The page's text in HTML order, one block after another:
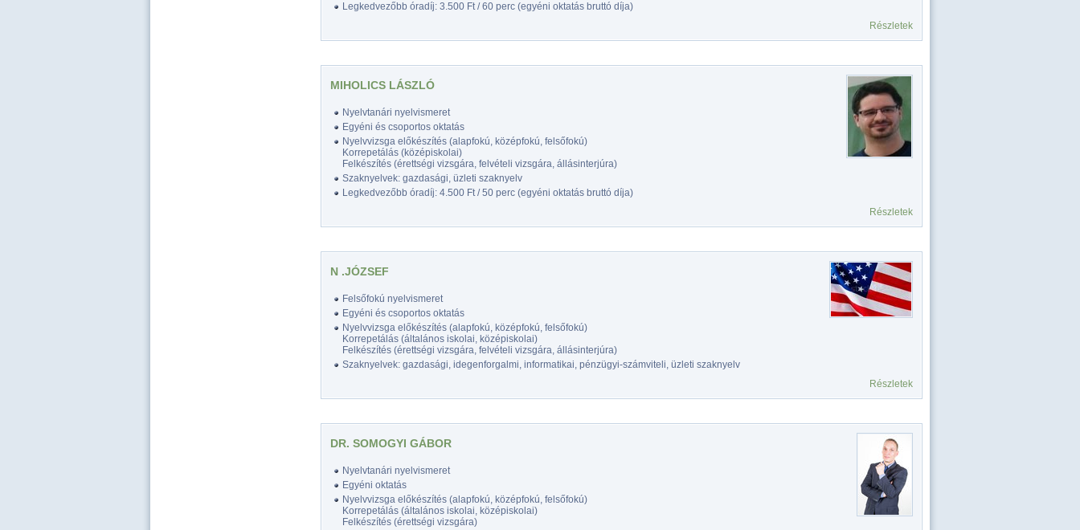
Legkedvezőbb óradíj: 3.500 Ft / 60 perc (egyéni oktatás bruttó díja)
Részletek
MIHOLICS LÁSZLÓ
Nyelvtanári nyelvismeret
Egyéni és csoportos oktatás
Nyelvvizsga előkészítés (alapfokú, középfokú, felsőfokú)
Korrepetálás (középiskolai)
Felkészítés (érettségi vizsgára, felvételi vizsgára, állásinterjúra)
Szaknyelvek: gazdasági, üzleti szaknyelv
Legkedvezőbb óradíj: 4.500 Ft / 50 perc (egyéni oktatás bruttó díja)
Részletek
N .JÓZSEF
Felsőfokú nyelvismeret
Egyéni és csoportos oktatás
Nyelvvizsga előkészítés (alapfokú, középfokú, felsőfokú)
Korrepetálás (általános iskolai, középiskolai)
Felkészítés (érettségi vizsgára, felvételi vizsgára, állásinterjúra)
Szaknyelvek: gazdasági, idegenforgalmi, informatikai, pénzügyi-számviteli, üzleti szaknyelv
Részletek
DR. SOMOGYI GÁBOR
Nyelvtanári nyelvismeret
Egyéni oktatás
Nyelvvizsga előkészítés (alapfokú, középfokú, felsőfokú)
Korrepetálás (általános iskolai, középiskolai)
Felkészítés (érettségi vizsgára)